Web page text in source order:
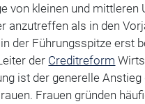
von kleinen und mittleren
anzutreffen als in den
der Führungsspitze erst
der Creditreform
ist der generelle Anstieg
Frauen gründen